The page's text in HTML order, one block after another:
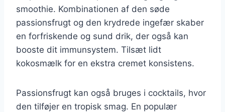
smoothie. Kombinationen af den søde
passionsfrugt og den krydrede ingefær skaber
en forfriskende og sund drik, der også kan
booste dit immunsystem. Tilsæt lidt
kokosmælk for en ekstra cremet konsistens.
Passionsfrugt kan også bruges i cocktails, hvor
den tilføjer en tropisk smag. En populær